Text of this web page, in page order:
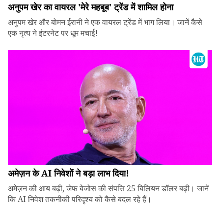
अनुपम खेर का वायरल 'मेरे महबूब' ट्रेंड में शामिल होना
अनुपम खेर और बोमन ईरानी ने एक वायरल ट्रेंड में भाग लिया। जानें कैसे
एक नृत्य ने इंटरनेट पर धूम मचाई!
अमेज़न के AI निवेशों ने बड़ा लाभ दिया!
अमेज़न की आय बढ़ी, जेफ बेजोस की संपत्ति 25 बिलियन डॉलर बढ़ी। जानें
कि AI निवेश तकनीकी परिदृश्य को कैसे बदल रहे हैं।